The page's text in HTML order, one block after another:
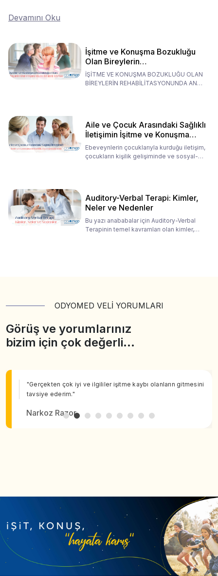
Devamını Oku
İşitme ve Konuşma Bozukluğu
Olan Bireylerin
Rehabilitasyonunda Ana
Babaların Tutumları
İŞİTME VE KONUŞMA BOZUKLUĞU OLAN
BİREYLERİN REHABİLİTASYONUNDA ANA
Aile ve Çocuk Arasındaki Sağlıklı
İletişimin İşitme ve Konuşma
Rehabilitasyonundaki Rolü
Ebeveynlerin çocuklarıyla kurduğu iletişim,
çocukların kişilik gelişiminde ve sosyal-
Auditory-Verbal Terapi: Kimler,
Neler ve Nedenler
Bu yazı anababalar için Auditory-Verbal
Terapinin temel kavramları olan kimler,
ODYOMED VELİ YORUMLARI
Görüş ve yorumlarınız
bizim için çok değerli…
"Gerçekten çok iyi ve ilgililer işitme kaybı olanların gitmesini
tavsiye ederim."
Narkoz Razor